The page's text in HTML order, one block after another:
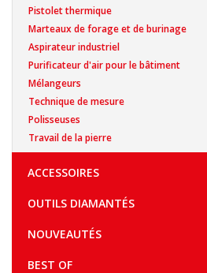
Pistolet thermique
Marteaux de forage et de burinage
Aspirateur industriel
Purificateur d'air pour le bâtiment
Mélangeurs
Technique de mesure
Polisseuses
Travail de la pierre
ACCESSOIRES
OUTILS DIAMANTÉS
NOUVEAUTÉS
BEST OF